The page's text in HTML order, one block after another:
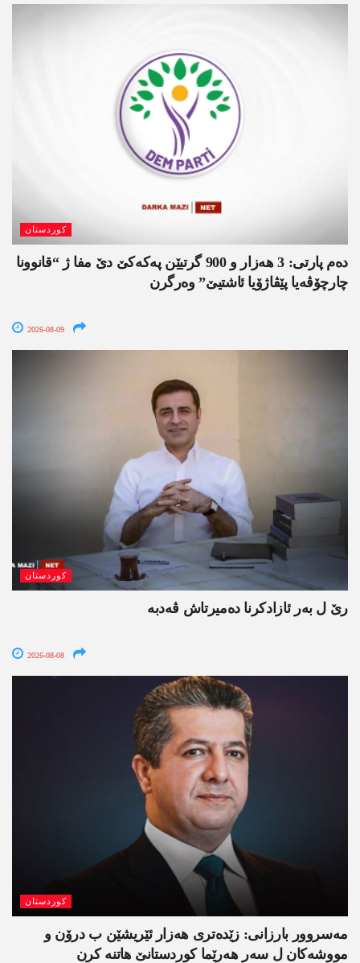
کوردستان
دەم پارتی: 3 ھەزار و 900 گرتیێن پەکەکێ دێ مفا ژ “قانوونا
چارچۆڤەیا پێڤاژۆیا ئاشتیێ” وەرگرن
2026-08-09
کوردستان
رێ ل بەر ئازادکرنا دەمیرتاش ڤەدبە
2026-08-08
کوردستان
مەسروور بارزانی: زێدەتری ھەزار ئێریشێن ب درۆن و
مووشەکان ل سەر ھەرێما کوردستانێ ھاتنە کرن